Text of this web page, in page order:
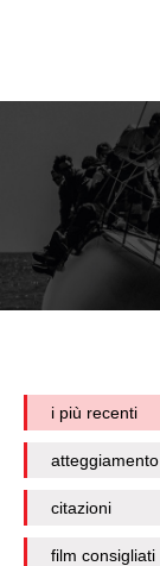
i più recenti
atteggiamento
citazioni
film consigliati